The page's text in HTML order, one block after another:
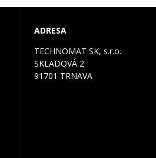
ADRESA
TECHNOMAT SK, s.r.o.
SKLADOVÁ 2
91701 TRNAVA